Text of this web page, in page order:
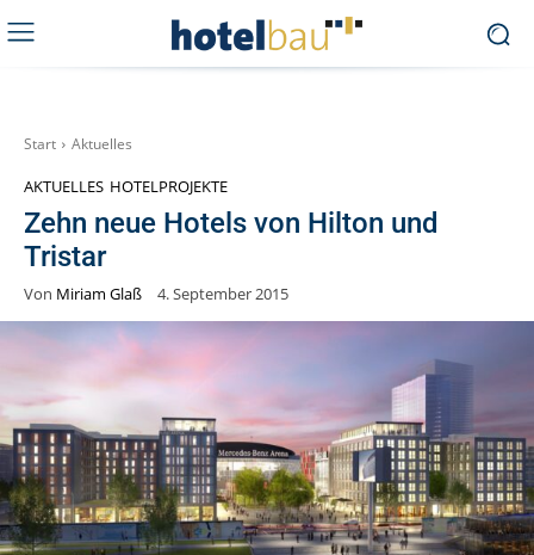
Start Aktuelles
AKTUELLES HOTELPROJEKTE
Zehn neue Hotels von Hilton und
Tristar
Von Miriam Glaß 4. September 2015